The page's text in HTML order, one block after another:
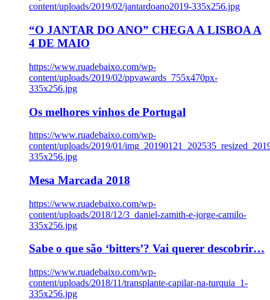
content/uploads/2019/02/jantardoano2019-335x256.jpg
“O JANTAR DO ANO” CHEGA A LISBOA A
4 DE MAIO
https://www.ruadebaixo.com/wp-
content/uploads/2019/02/ppvawards_755x470px-
335x256.jpg
Os melhores vinhos de Portugal
https://www.ruadebaixo.com/wp-
content/uploads/2019/01/
335x256.jpg
Mesa Marcada 2018
https://www.ruadebaixo.com/wp-
content/uploads/2018/12/3_daniel-zamith-e-jorge-camilo-
335x256.jpg
Sabe o que são ‘bitters’? Vai querer descobrir…
https://www.ruadebaixo.com/wp-
content/uploads/2018/11/transplante-capilar-na-turquia_1-
335x256.jpg